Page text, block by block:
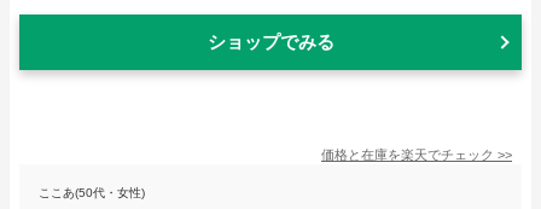
ショップでみる
価格と在庫を楽天でチェック >>
ここあ(50代・女性)